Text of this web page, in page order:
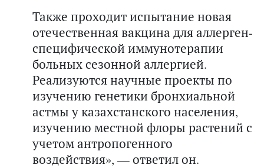
Также проходит испытание новая
отечественная вакцина для аллерген-
специфической иммунотерапии
больных сезонной аллергией.
Реализуются научные проекты по
изучению генетики бронхиальной
астмы у казахстанского населения,
изучению местной флоры растений с
учетом антропогенного
воздействия», — ответил он.